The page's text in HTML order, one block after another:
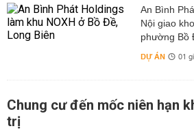
An Bình
Nội giao
phường Bồ
DỰ ÁN 01
Chung cư đến mốc niên hạn
trị